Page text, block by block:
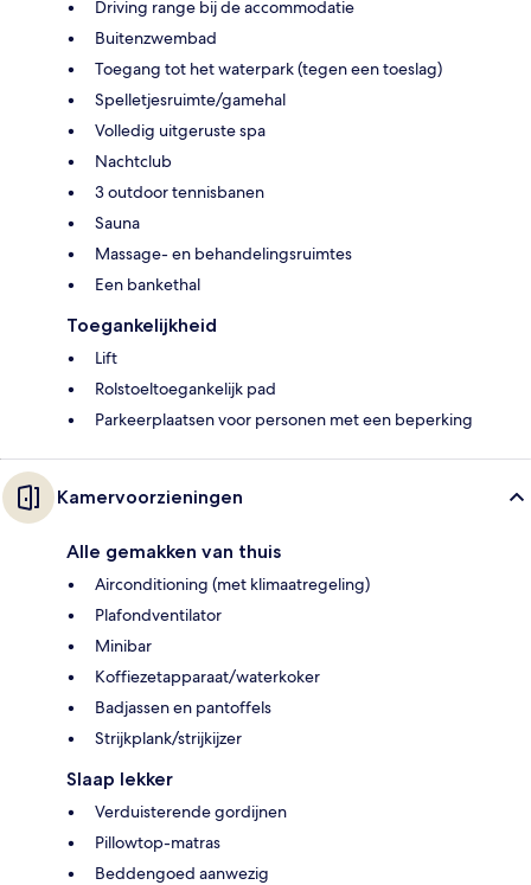
Driving range bij de accommodatie
Buitenzwembad
Toegang tot het waterpark (tegen een toeslag)
Spelletjesruimte/gamehal
Volledig uitgeruste spa
Nachtclub
3 outdoor tennisbanen
Sauna
Massage- en behandelingsruimtes
Een bankethal
Toegankelijkheid
Lift
Rolstoeltoegankelijk pad
Parkeerplaatsen voor personen met een beperking
Kamervoorzieningen
Alle gemakken van thuis
Airconditioning (met klimaatregeling)
Plafondventilator
Minibar
Koffiezetapparaat/waterkoker
Badjassen en pantoffels
Strijkplank/strijkijzer
Slaap lekker
Verduisterende gordijnen
Pillowtop-matras
Beddengoed aanwezig